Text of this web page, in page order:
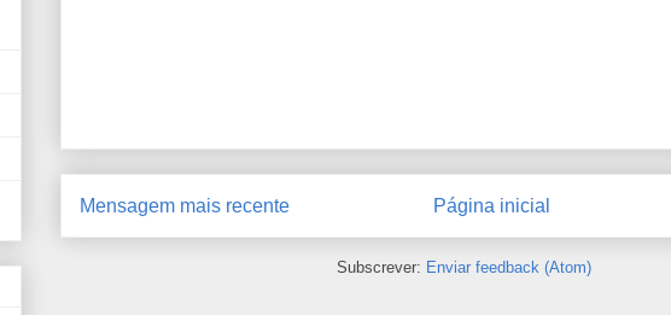
Mensagem mais recente Página inicial
Subscrever: Enviar feedback (Atom)